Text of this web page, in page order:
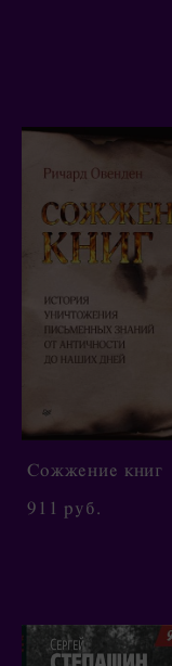
Сожжение книг
911 pуб.